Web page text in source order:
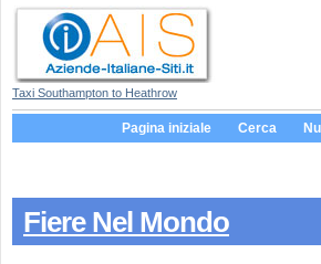
Taxi Southampton to Heathrow
Pagina iniziale Cerca
Fiere Nel Mondo